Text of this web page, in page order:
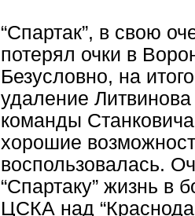
“Спартак”, в свою
потерял очки в
Безусловно, на
удаление
команды
хорошие
воспользовалась.
“Спартаку” жизнь в
ЦСКА над